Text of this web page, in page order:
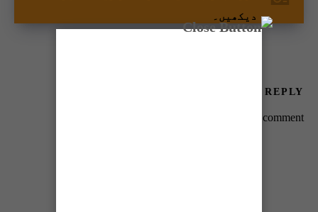
دیکھیں۔
LEAVE A REPLY
to post a comment.